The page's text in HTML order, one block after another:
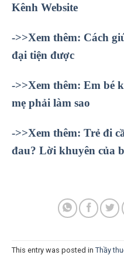
Kênh Website
->>Xem thêm: Cách
đại tiện được
->>Xem thêm: Em bé
mẹ phải làm sao
->>Xem thêm: Trẻ đi
đau? Lời khuyên của
This entry was posted in Thầy